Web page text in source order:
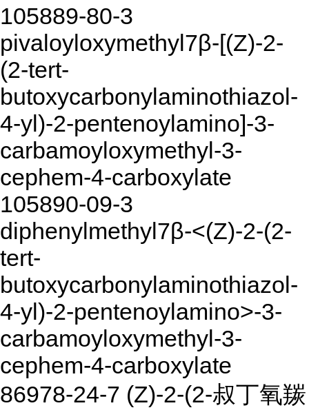
105889-80-3
pivaloyloxymethyl7β-[(Z)-2-
(2-tert-
butoxycarbonylaminothiazol-
4-yl)-2-pentenoylamino]-3-
carbamoyloxymethyl-3-
cephem-4-carboxylate
105890-09-3
diphenylmethyl7β-<(Z)-2-(2-
tert-
butoxycarbonylaminothiazol-
4-yl)-2-pentenoylamino>-3-
carbamoyloxymethyl-3-
cephem-4-carboxylate
86978-24-7 (Z)-2-(2-叔丁氧羰